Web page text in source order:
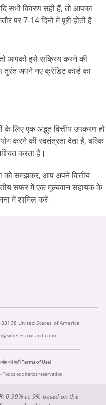
सभी विवरण सही हैं, तो आपका
पर 7-14 दिनों में पूरी होती है।
तो आपको इसे सक्रिय करने की
तुरंत अपने नए क्रेडिट कार्ड का
के लिए एक अद्भुत वित्तीय उपकरण हो
करने की स्वतंत्रता देता है, बल्कि
करता है।
को समझकर, आप अपने वित्तीय
सफर में एक मूल्यवान सहायक के
में शामिल करें।
United States of America
की शर्तें (Terms of Use)
- Todos os direitos reservados
0.99% to 9% based on the